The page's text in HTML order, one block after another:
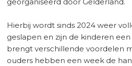
Hierbij wordt sinds 2024 weer
geslapen en zijn de kinderen
brengt verschillende voordelen
ouders hebben een week de